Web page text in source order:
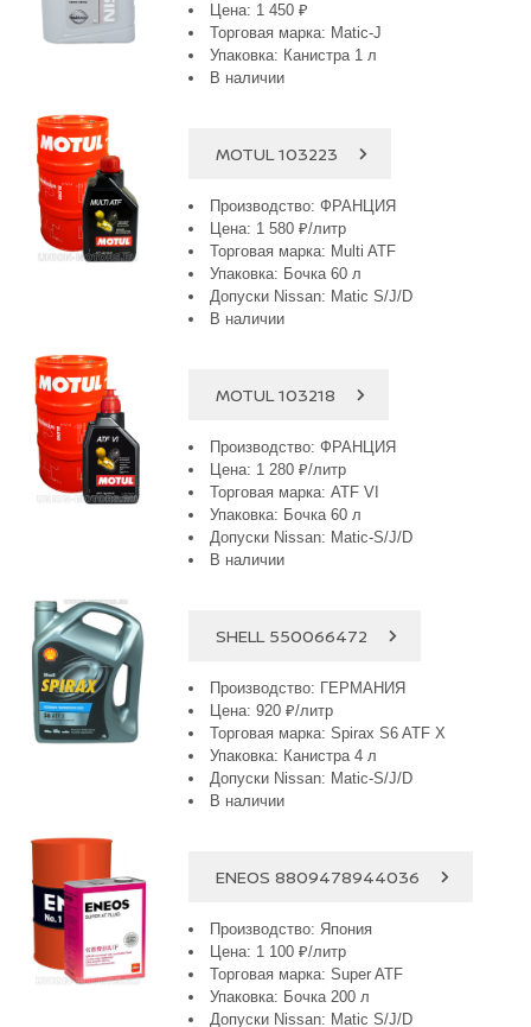
Цена: 1 450 ₽
Торговая марка: Matic-J
Упаковка: Канистра 1 л
В наличии
MOTUL 103223
Производство: ФРАНЦИЯ
Цена: 1 580 ₽/литр
Торговая марка: Multi ATF
Упаковка: Бочка 60 л
Допуски Nissan: Matic S/J/D
В наличии
MOTUL 103218
Производство: ФРАНЦИЯ
Цена: 1 280 ₽/литр
Торговая марка: ATF VI
Упаковка: Бочка 60 л
Допуски Nissan: Matic-S/J/D
В наличии
SHELL 550066472
Производство: ГЕРМАНИЯ
Цена: 920 ₽/литр
Торговая марка: Spirax S6 ATF X
Упаковка: Канистра 4 л
Допуски Nissan: Matic-S/J/D
В наличии
ENEOS 8809478944036
Производство: Япония
Цена: 1 100 ₽/литр
Торговая марка: Super ATF
Упаковка: Бочка 200 л
Допуски Nissan: Matic S/J/D